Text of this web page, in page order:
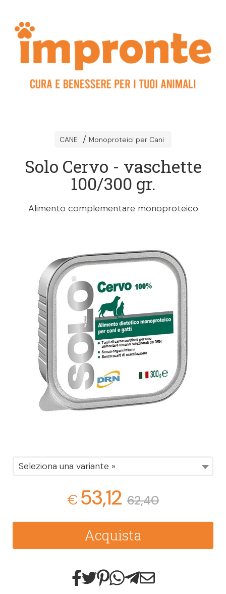
CANE Monoproteici per Cani
Solo Cervo - vaschette
100/300 gr.
Alimento complementare monoproteico
Seleziona una variante »
€53,12 62,40
Acquista